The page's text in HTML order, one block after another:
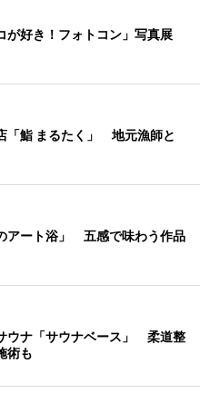
が好き！フォトコン」写真展
「鮨 まるたく」 地元漁師と
アート浴」 五感で味わう作品
ウナ「サウナベース」 柔道整
術も